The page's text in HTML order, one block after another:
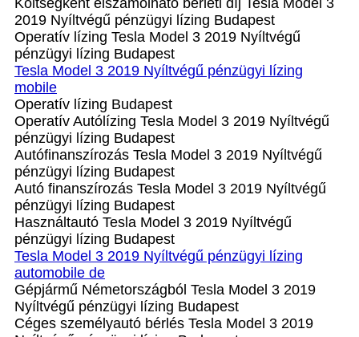
Költségként elszámolható bérleti díj Tesla Model 3
2019 Nyíltvégű pénzügyi lízing Budapest
Operatív lízing Tesla Model 3 2019 Nyíltvégű
pénzügyi lízing Budapest
Tesla Model 3 2019 Nyíltvégű pénzügyi lízing
mobile
Operatív lízing Budapest
Operatív Autólízing Tesla Model 3 2019 Nyíltvégű
pénzügyi lízing Budapest
Autófinanszírozás Tesla Model 3 2019 Nyíltvégű
pénzügyi lízing Budapest
Autó finanszírozás Tesla Model 3 2019 Nyíltvégű
pénzügyi lízing Budapest
Használtautó Tesla Model 3 2019 Nyíltvégű
pénzügyi lízing Budapest
Tesla Model 3 2019 Nyíltvégű pénzügyi lízing
automobile de
Gépjármű Németországból Tesla Model 3 2019
Nyíltvégű pénzügyi lízing Budapest
Céges személyautó bérlés Tesla Model 3 2019